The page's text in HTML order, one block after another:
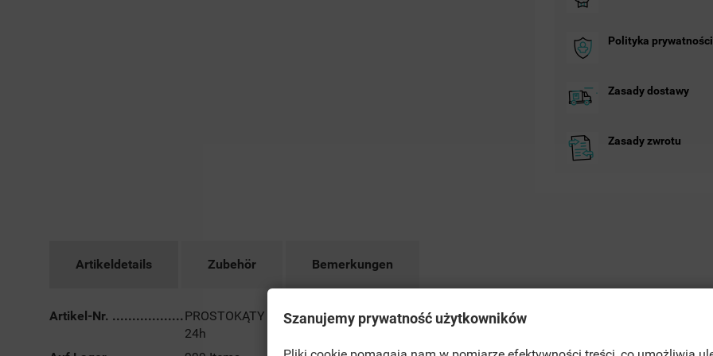
Polityka prywatności
Zasady dostawy
Zasady zwrotu
Artikeldetails Zubehör Bemerkungen
Artikel-Nr.
PROSTOKĄTY wysyłka
24h
Szanujemy prywatność użytkowników